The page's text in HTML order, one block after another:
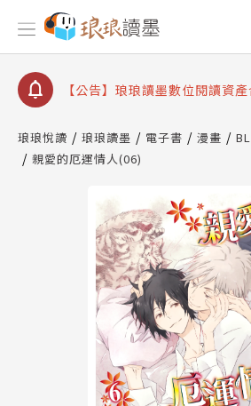
【公告】琅琅書店服務升級重要
查詢
【公告】因 Readmoo 讀墨系
【公告】琅琅讀墨數位閱讀資
【公告】琅琅讀墨 3 分鐘完成書
請圖文教學
【公告】因 Readmoo 讀墨系
停部分閱讀服務
琅琅悅讀 琅琅讀墨 電子書 漫畫
親愛的厄運情人(06)